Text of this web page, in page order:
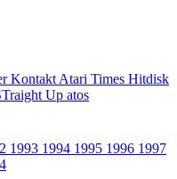
Kontakt Atari Times Hitdisk
Up atos
1993 1994 1995 1996 1997